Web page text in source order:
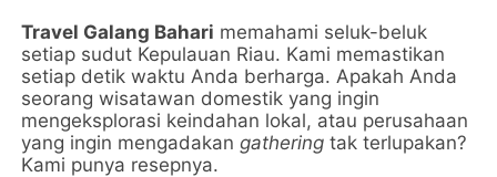
Travel Galang Bahari memahami seluk-beluk
setiap sudut Kepulauan Riau. Kami memastikan
setiap detik waktu Anda berharga. Apakah Anda
seorang wisatawan domestik yang ingin
mengeksplorasi keindahan lokal, atau perusahaan
yang ingin mengadakangathering tak terlupakan?
Kami punya resepnya.